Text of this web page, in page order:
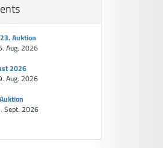
Auktion
Aug. 2026
2026
Aug. 2026
Sept. 2026